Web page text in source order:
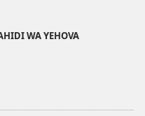
WA YEHOVA